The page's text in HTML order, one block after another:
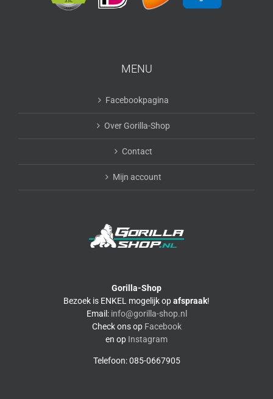
MENU
Facebookpagina
Over Gorilla-Shop
Contact
Mijn account
Gorilla-Shop
Bezoek is ENKEL mogelijk opafspraak!
Email: info@gorilla-shop.nl
Check ons op Facebook
en op Instagram
Telefoon: 085-0667905